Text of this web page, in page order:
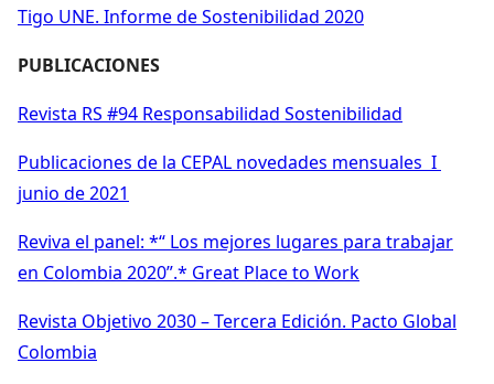
Tigo UNE. Informe de Sostenibilidad 2020
PUBLICACIONES
Revista RS #94 Responsabilidad Sostenibilidad
Publicaciones de la CEPAL novedades mensuales I
junio de 2021
Reviva el panel: *“ Los mejores lugares para trabajar
en Colombia 2020”.* Great Place to Work
Revista Objetivo 2030 – Tercera Edición. Pacto Global
Colombia